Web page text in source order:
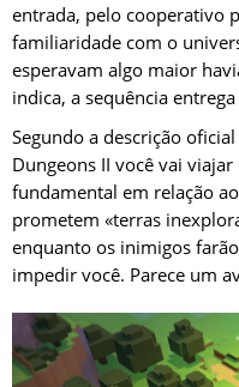
entrada, pelo cooperativo
familiaridade com o
esperavam algo maior
indica, a sequência
Segundo a descrição
Dungeons II você vai
fundamental em relação
prometem «terras
enquanto os inimigos
impedir você. Parece um